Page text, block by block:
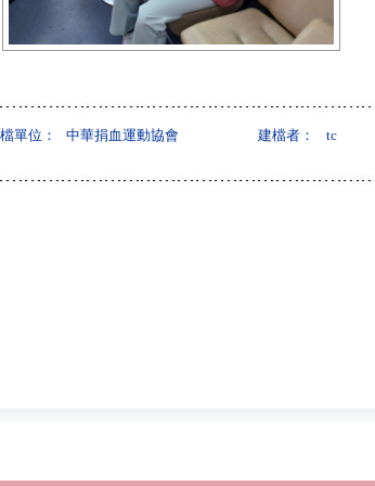
單位： 中華捐血運動協會 建檔者： tc